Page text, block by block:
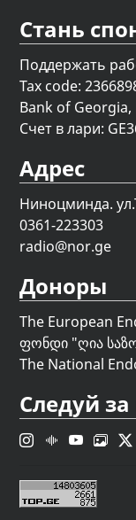
Стань
Поддержать
Tax code:
Bank of Georgia,
Счет в лари:
Адрес
Ниноцминда.
0361-223303
radio@nor.ge
Доноры
The European
ფონდი "ღია
The National
Следуй